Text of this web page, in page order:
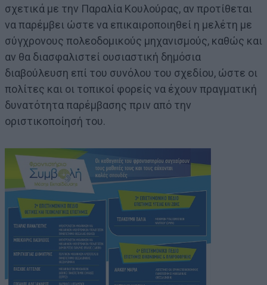
σχετικά με την Παραλία Κουλούρας, αν προτίθεται
να παρέμβει ώστε να επικαιροποιηθεί η μελέτη με
σύγχρονους πολεοδομικούς μηχανισμούς, καθώς και
αν θα διασφαλιστεί ουσιαστική δημόσια
διαβούλευση επί του συνόλου του σχεδίου, ώστε οι
πολίτες και οι τοπικοί φορείς να έχουν πραγματική
δυνατότητα παρέμβασης πριν από την
οριστικοποίησή του.